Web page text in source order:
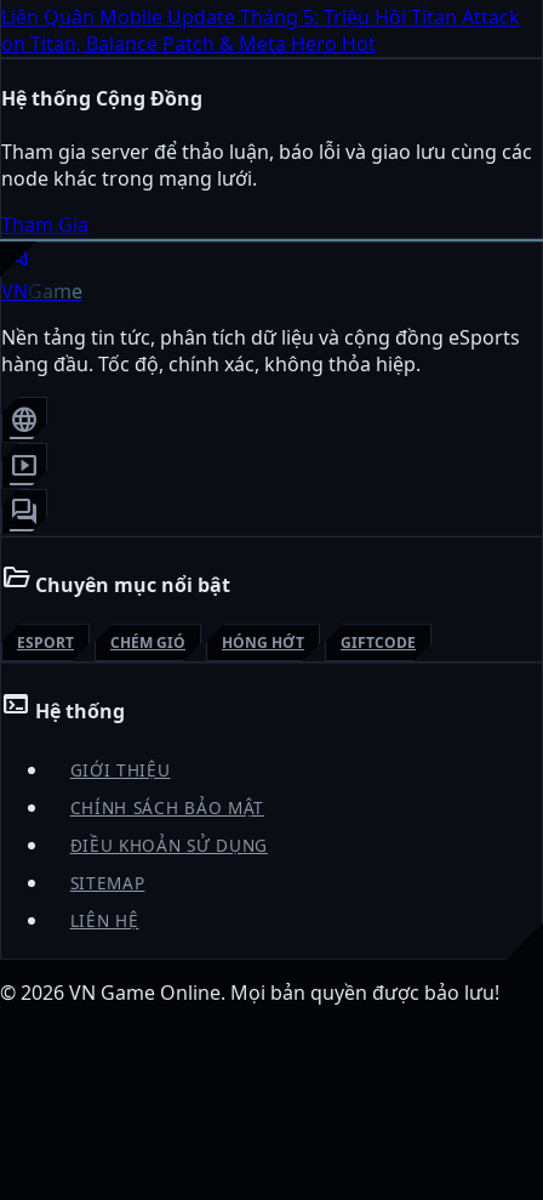
Liên Quân Mobile Update Tháng 5: Triệu Hồi Titan Attack
on Titan, Balance Patch & Meta Hero Hot
Hệ thống Cộng Đồng
Tham gia server để thảo luận, báo lỗi và giao lưu cùng các
node khác trong mạng lưới.
Tham Gia
sports_esports
VNGame
Nền tảng tin tức, phân tích dữ liệu và cộng đồng eSports
hàng đầu. Tốc độ, chính xác, không thỏa hiệp.
language
smart_display
forum
folder_open Chuyên mục nổi bật
ESPORT CHÉM GIÓ HÓNG HỚT GIFTCODE
terminal Hệ thống
GIỚI THIỆU
CHÍNH SÁCH BẢO MẬT
ĐIỀU KHOẢN SỬ DỤNG
SITEMAP
LIÊN HỆ
© 2026VN Game Online. Mọi bản quyền được bảo lưu!